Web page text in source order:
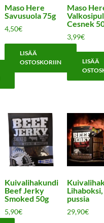
Maso Here
Savusuola 75g
4,50€
LISÄÄ
OSTOSKORIIN
Maso
Cesnek
3,99€
LISÄÄ
Kuivalihakundi
Beef Jerky
Smoked 50g
5,90€
Lihaboksi,
pussia
29,90€